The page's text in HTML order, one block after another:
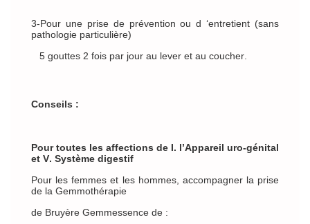
3-Pour une prise de prévention ou d ‘entretient (sans
pathologie particulière)
5 gouttes 2 fois par jour au lever et au coucher.
Conseils :
Pour toutes les affections de I. l’Appareil uro-génital
et V. Système digestif
Pour les femmes et les hommes, accompagner la prise
de la Gemmothérapie
de Bruyère Gemmessence de :